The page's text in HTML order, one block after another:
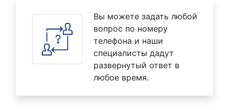
Вы можете задать любой
вопрос по номеру
телефона и наши
специалисты дадут
развернутый ответ в
любое время.